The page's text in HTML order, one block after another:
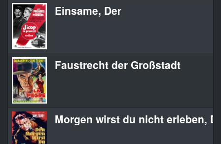
Einsame, Der
Faustrecht der Großstadt
Morgen wirst du nicht erleben,